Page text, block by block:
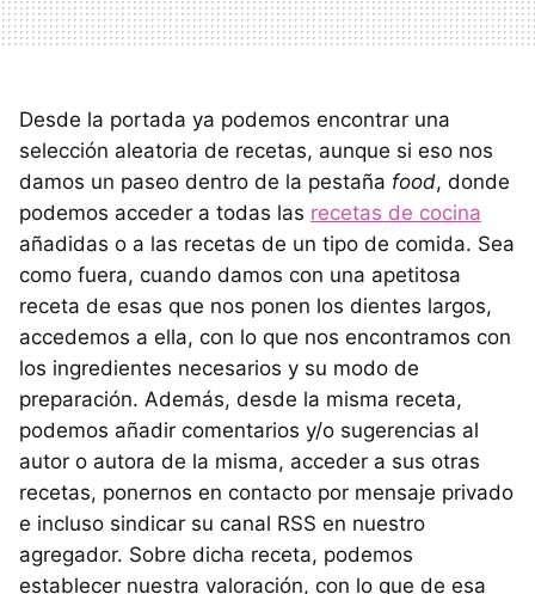
Desde la portada ya podemos encontrar una
selección aleatoria de recetas, aunque si eso nos
damos un paseo dentro de la pestaña food, donde
podemos acceder a todas las recetas de cocina
añadidas o a las recetas de un tipo de comida. Sea
como fuera, cuando damos con una apetitosa
receta de esas que nos ponen los dientes largos,
accedemos a ella, con lo que nos encontramos con
los ingredientes necesarios y su modo de
preparación. Además, desde la misma receta,
podemos añadir comentarios y/o sugerencias al
autor o autora de la misma, acceder a sus otras
recetas, ponernos en contacto por mensaje privado
e incluso sindicar su canal RSS en nuestro
agregador. Sobre dicha receta, podemos
establecer nuestra valoración, con lo que de esa